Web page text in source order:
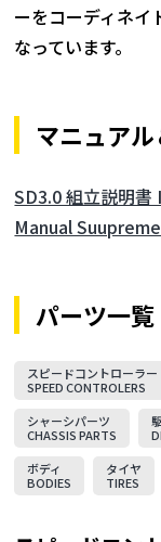
ーをコーディネイ
なっています。
マニュア
SD3.0 組立説明
Manual
パーツ一覧
スピードコントローラー
SPEED CONTROLERS
シャーシパーツ
CHASSIS PARTS
ボディ
BODIES
タイヤ
TIRES